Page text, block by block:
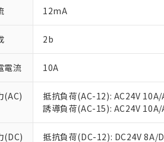
12mA
2b
電流 10A
(AC)
抵抗負荷(AC-12): AC24V
誘導負荷(AC-15): AC24V
(DC)
抵抗負荷(DC-12): DC24V 8A/
い。
正式な納期状況およ
当社販売員にご相談
オムロン制御機器販
在庫状況および標準
但し、RoHS指令で産業用監視およ
※2 対応予定月
部品在庫の切り替え状況な
「○」：最大均質材料含有
「×」：最大均質材料含有
*中国RoHS10物質の基準値 (GB/
Pb(鉛) :1000ppm、 Hg(水銀) :
Cr(Ⅵ)(六価クロム) : 1000ppm、
DBP(フタル酸ジブチル) :
DEHP(フタル酸ビス(2-エチルヘキ
※2 環境保護使用期限
当社は、これら貴社
当社は貴社製品を、
置等に一切使用いた
当社は、貴社製品を
また当社は、販売先
たしません。
号
○ 一定数以上の在
△ 一定数には満た
－
在庫なし(最新の